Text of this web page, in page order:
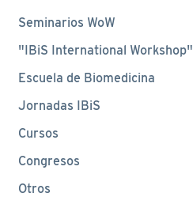
Seminarios WoW
"IBiS International Workshop"
Escuela de Biomedicina
Jornadas IBiS
Cursos
Congresos
Otros